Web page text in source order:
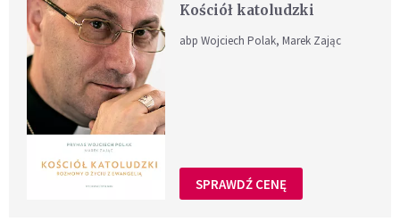
Kościół katoludzki
abp Wojciech Polak, Marek Zając
SPRAWDŹ CENĘ